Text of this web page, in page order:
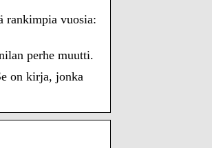
rankimpia vuosia:
perhe muutti.
on kirja, jonka